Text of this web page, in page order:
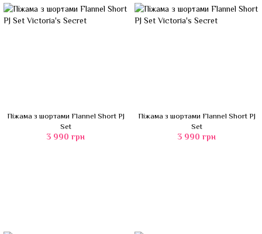
Піжама з шортами Flannel Short PJ
Set
3 990 грн
Піжама з шортами Flannel Short PJ
Set
3 990 грн